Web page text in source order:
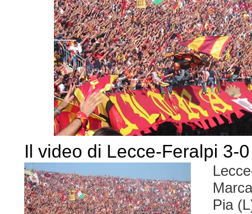
Il video di Lecce-Feralpi 3-0
Pia